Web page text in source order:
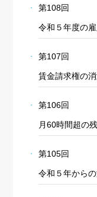
第108回
令和５年度の
第107回
賃金請求権の
第106回
月60時間超の
第105回
令和５年から